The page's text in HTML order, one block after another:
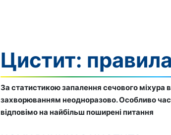
Цистит:
За статистикою запалення сечового міхура
захворюванням неодноразово. Особливо
відповімо на найбільш поширені питання